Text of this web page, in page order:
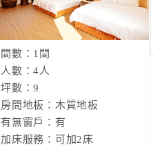
間數：1間
人數：4人
坪數：9
房間地板：木質地板
有無窗戶：有
加床服務：可加2床